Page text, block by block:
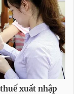
có sự chấp
khi phát hành lại
xuất nhập